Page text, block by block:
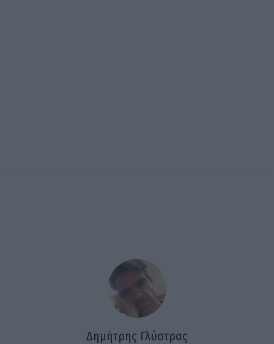
Δημήτρης Γλύστρας